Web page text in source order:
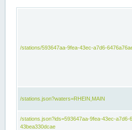
/stations/593647aa-9fea-43ec-a7d6-
/stations.json?waters=RHEIN,MAIN
/stations.json?ids=593647aa-9fea-43ec-
43bea330dcae